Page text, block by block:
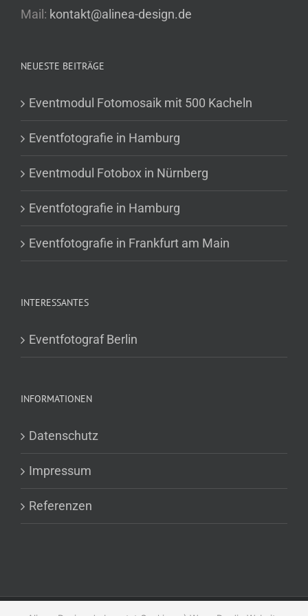
Mail: kontakt@alinea-design.de
NEUESTE BEITRÄGE
Eventmodul Fotomosaik mit 500 Kacheln
Eventfotografie in Hamburg
Eventmodul Fotobox in Nürnberg
Eventfotografie in Hamburg
Eventfotografie in Frankfurt am Main
INTERESSANTES
Eventfotograf Berlin
INFORMATIONEN
Datenschutz
Impressum
Referenzen